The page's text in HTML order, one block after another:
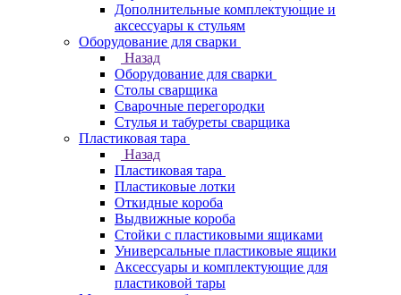
Дополнительные комплектующие и
аксессуары к стульям
Оборудование для сварки
Назад
Оборудование для сварки
Столы сварщика
Сварочные перегородки
Стулья и табуреты сварщика
Пластиковая тара
Назад
Пластиковая тара
Пластиковые лотки
Откидные короба
Выдвижные короба
Стойки с пластиковыми ящиками
Универсальные пластиковые ящики
Аксессуары и комплектующие для
пластиковой тары